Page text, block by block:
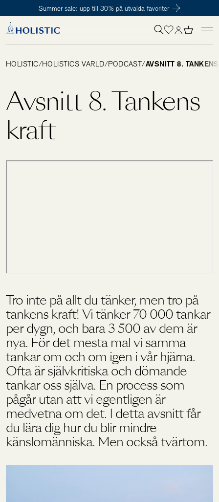
Summer sale: upp till 30% på utvalda favoriter
För återförsäljare
Tillagd i varukorgen Till kassan
För att påbörja en prenumeration hos oss så behöver du vara medlem i
Holistic Club. Det är helt kostnadsfritt.
HOLISTIC/HOLISTICS VÄRLD/PODCAST/AVSNITT 8.
Avsnitt 8. Tankens
kraft
Tro inte på allt du tänker, men tro på
tankens kraft! Vi tänker 70 000 tankar
per dygn, och bara 3 500 av dem är
nya. För det mesta mal vi samma
tankar om och om igen i vår hjärna.
Ofta är självkritiska och dömande
tankar oss själva. En process som
pågår utan att vi egentligen är
medvetna om det. I detta avsnitt får
du lära dig hur du blir mindre
känslomänniska. Men också tvärtom.